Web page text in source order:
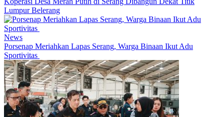
Lumpur Belerang
News
Porsenap Meriahkan Lapas Serang, Warga Binaan Ikut Adu
Sportivitas